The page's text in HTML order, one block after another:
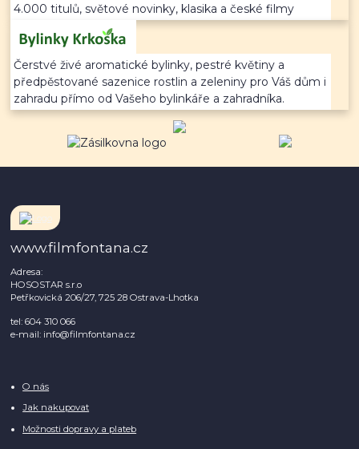
4.000 titulů, světové novinky, klasika a české filmy
Čerstvé živé aromatické bylinky, pestré květiny a
předpěstované sazenice rostlin a zeleniny pro Váš dům i
zahradu přímo od Vašeho bylinkáře a zahradníka.
www.filmfontana.cz
Adresa:
HOSOSTAR s.r.o
Petřkovická 206/27, 725 28 Ostrava-Lhotka
tel: 604 310 066
e-mail: info@filmfontana.cz
O nás
Jak nakupovat
Možnosti dopravy a plateb